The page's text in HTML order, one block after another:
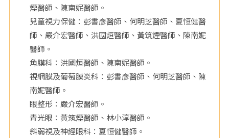
煙醫師、陳南妮醫師。
兒童視力保健：彭書彥醫師、何明芝醫師、夏恒健醫
師、嚴介宏醫師、洪國烜醫師、黃筑煙醫師、陳南妮
醫師。
角膜科：洪國烜醫師、陳南妮醫師。
視網膜及葡萄膜炎科：彭書彥醫師、何明芝醫師、陳
南妮醫師。
眼整形：嚴介宏醫師。
青光眼：黃筑煙醫師、林小淳醫師。
斜弱視及神經眼科：夏恒健醫師。